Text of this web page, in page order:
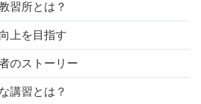
習所とは？
上を目指す
のストーリー
講習とは？